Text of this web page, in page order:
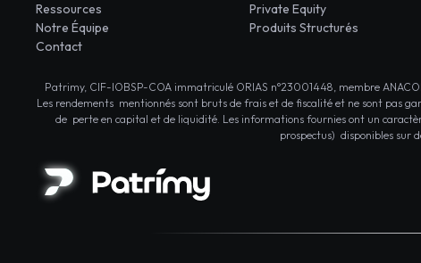
Ressources
Notre Équipe
Contact
Private Equity
Produits Structurés
Patrimy, CIF-IOBSP-COA immatriculé ORIAS n°23001448, membre
Les rendements mentionnés sont bruts de frais et de fiscalité et ne sont pas
de perte en capital et de liquidité. Les informations fournies ont un
prospectus) disponibles sur